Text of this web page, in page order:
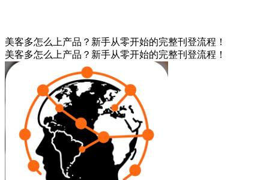
美客多怎么上产品？新手从零开始的完整刊登流程！
美客多怎么上产品？新手从零开始的完整刊登流程！